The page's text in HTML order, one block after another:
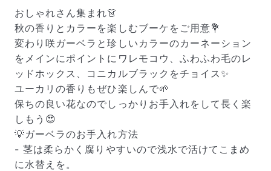
出荷前に水揚げ（花が水を吸いやすくなる処理）を施
し、専用ボックスに丁寧に梱包してお届けしています。
きゅっとまとめられて一見窮屈そうに見えますが、輸送
中の衝撃による折れや擦れを軽減する効果があります。
おしゃれさん集まれ👗
秋の香りとカラーを楽しむブーケをご用意💐
変わり咲ガーベラと珍しいカラーのカーネーション
をメインにポイントにワレモコウ、ふわふわ毛のレ
ッドホックス、コニカルブラックをチョイス✨
ユーカリの香りもぜひ楽しんで🌱
保ちの良い花なのでしっかりお手入れをして長く楽
しもう😍
💡ガーベラのお手入れ方法
- 茎は柔らかく腐りやすいので浅水で活けてこまめ
に水替えを。